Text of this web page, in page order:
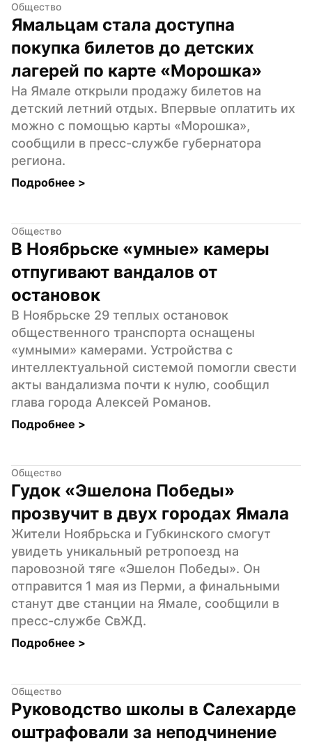
Общество
Ямальцам стала доступна
покупка билетов до детских
лагерей по карте «Морошка»
На Ямале открыли продажу билетов на
детский летний отдых. Впервые оплатить их
можно с помощью карты «Морошка»,
сообщили в пресс-службе губернатора
региона.
Подробнее >
Общество
В Ноябрьске «умные» камеры
отпугивают вандалов от
остановок
В Ноябрьске 29 теплых остановок
общественного транспорта оснащены
«умными» камерами. Устройства с
интеллектуальной системой помогли свести
акты вандализма почти к нулю, сообщил
глава города Алексей Романов.
Подробнее >
Общество
Гудок «Эшелона Победы»
прозвучит в двух городах Ямала
Жители Ноябрьска и Губкинского смогут
увидеть уникальный ретропоезд на
паровозной тяге «Эшелон Победы». Он
отправится 1 мая из Перми, а финальными
станут две станции на Ямале, сообщили в
пресс-службе СвЖД.
Подробнее >
Общество
Руководство школы в Салехарде
оштрафовали за неподчинение